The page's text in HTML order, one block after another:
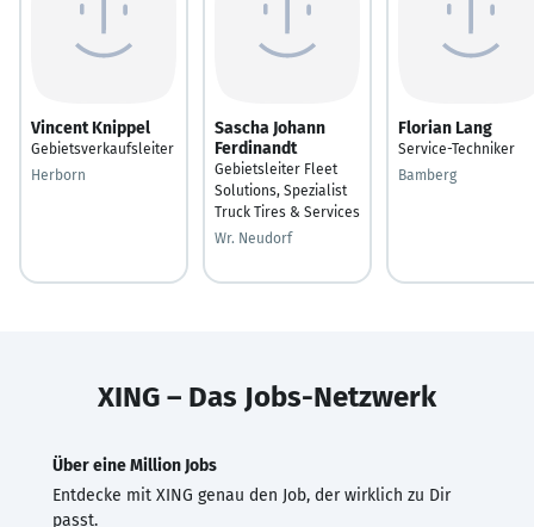
Vincent Knippel
Gebietsverkaufsleiter
Herborn
Sascha Johann
Ferdinandt
Gebietsleiter Fleet
Solutions, Spezialist
Truck Tires & Services
Wr. Neudorf
Florian Lang
Service-Techniker
Bamberg
XING – Das Jobs-Netzwerk
Über eine Million Jobs
Entdecke mit XING genau den Job, der wirklich zu Dir
passt.